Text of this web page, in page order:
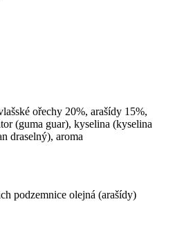
ořechy 20%, arašídy 15%,
(guma guar), kyselina (kyselina
draselný), aroma
podzemnice olejná (arašídy)